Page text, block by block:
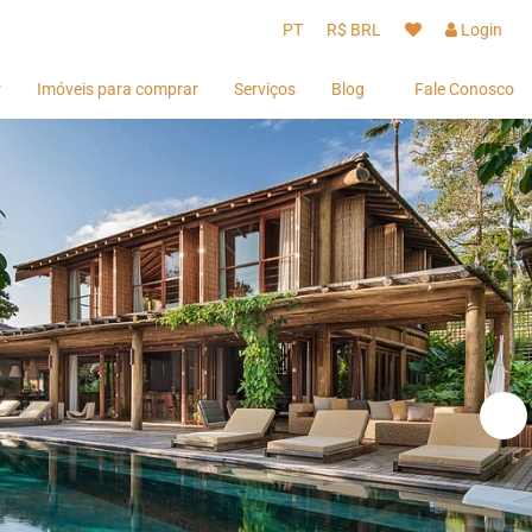
PT R$ BRL Login
Imóveis para comprar Serviços Blog
Hóspedes
Proprietários
Fale Conosco